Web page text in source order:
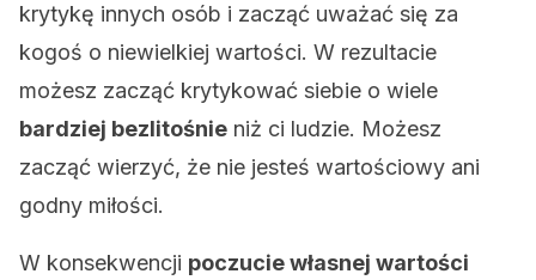
krytykę innych osób i zacząć uważać się za
kogoś o niewielkiej wartości. W rezultacie
możesz zacząć krytykować siebie o wiele
bardziej bezlitośnie niż ci ludzie. Możesz
zacząć wierzyć, że nie jesteś wartościowy ani
godny miłości.
W konsekwencji poczucie własnej wartości